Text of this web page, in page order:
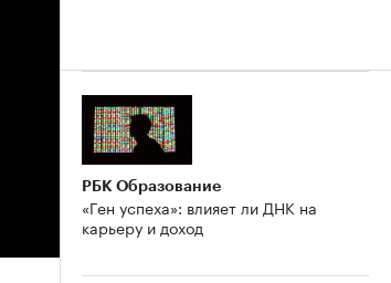
РБК Образование
«Ген успеха»: влияет ли ДНК на
карьеру и доход